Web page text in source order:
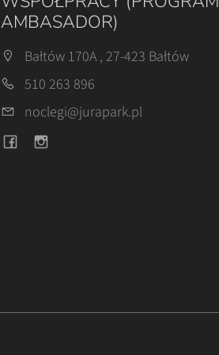
AMBASADOR)
Bałtów 170A , 27-423 Bałtów
510 263 896
noclegi@jurapark.pl